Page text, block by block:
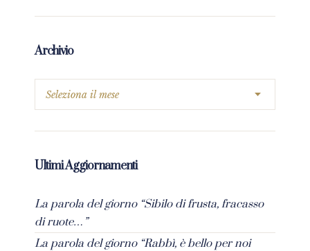
Archivio
Ultimi Aggiornamenti
La parola del giorno “Sibilo di frusta, fracasso
di ruote…”
La parola del giorno “Rabbì, è bello per noi